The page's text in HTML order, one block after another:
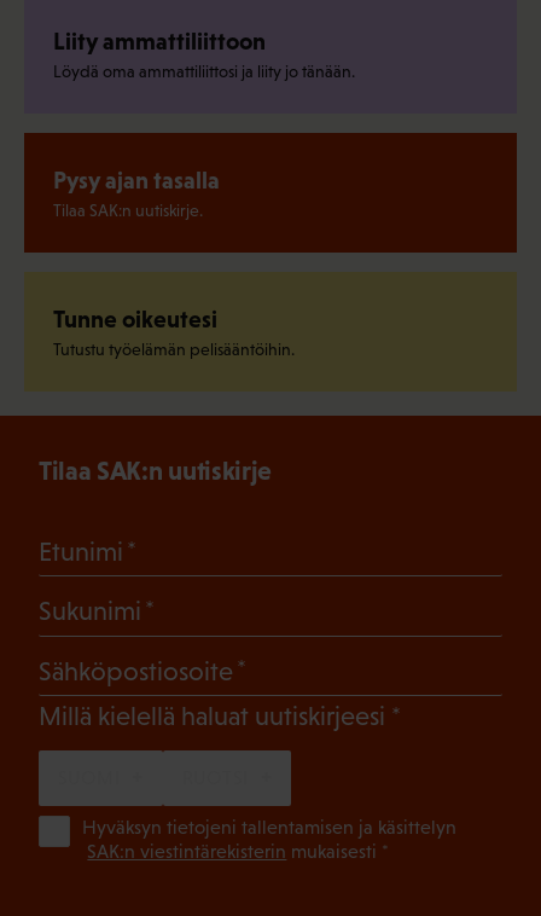
Liity ammattiliittoon
Löydä oma ammattiliittosi ja liity jo tänään.
Pysy ajan tasalla
Tilaa SAK:n uutiskirje.
Tunne oikeutesi
Tutustu työelämän pelisääntöihin.
Tilaa SAK:n uutiskirje
Etunimi
Sukunimi
Sähköpostiosoite
Millä kielellä haluat uutiskirjeesi (Pakollinen)
Hyväksyn tietojeni tallentamisen ja käsittelyn
SAK:n viestintärekisterin mukaisesti *